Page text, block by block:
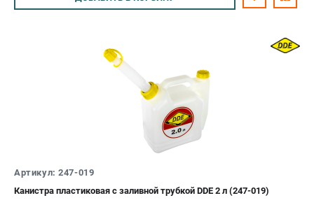
Нашли дешевле?
Способы оплаты
Артикул: 247-019
Канистра пластиковая с заливной трубкой DDE 2 л (247-019)